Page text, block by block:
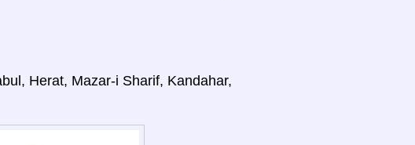
Herat, Mazar-i Sharif, Kandahar,